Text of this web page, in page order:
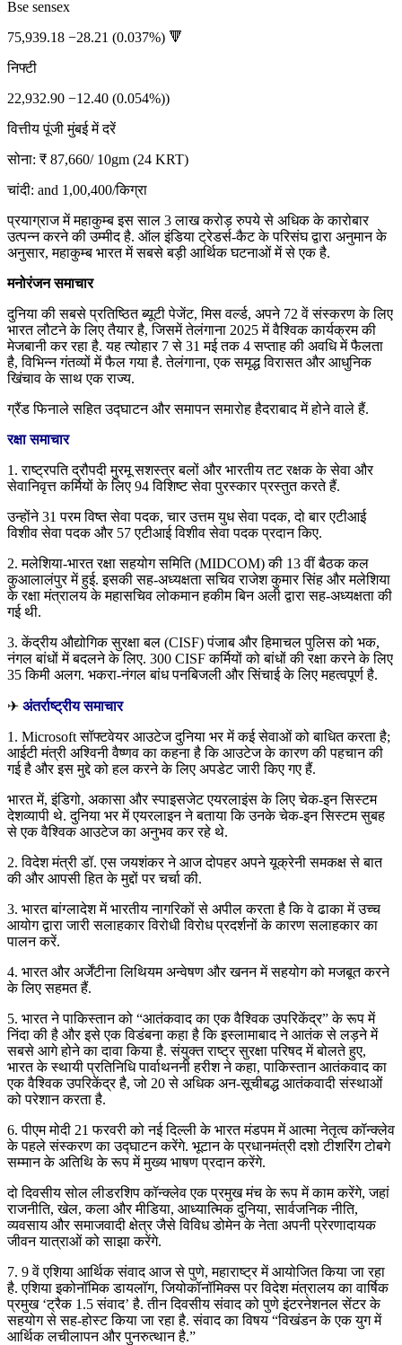
Bse sensex
75,939.18 −28.21 (0.037%) 🔻
निफ्टी
22,932.90 −12.40 (0.054%))
वित्तीय पूंजी मुंबई में दरें
सोना: ₹ 87,660/ 10gm (24 KRT)
चांदी: and 1,00,400/किग्रा
प्रयाग्राज में महाकुम्ब इस साल 3 लाख करोड़ रुपये से अधिक के कारोबार
उत्पन्न करने की उम्मीद है. ऑल इंडिया ट्रेडर्स-कैट के परिसंघ द्वारा अनुमान के
अनुसार, महाकुम्ब भारत में सबसे बड़ी आर्थिक घटनाओं में से एक है.
मनोरंजन समाचार
दुनिया की सबसे प्रतिष्ठित ब्यूटी पेजेंट, मिस वर्ल्ड, अपने 72 वें संस्करण के लिए
भारत लौटने के लिए तैयार है, जिसमें तेलंगाना 2025 में वैश्विक कार्यक्रम की
मेजबानी कर रहा है. यह त्योहार 7 से 31 मई तक 4 सप्ताह की अवधि में फैलता
है, विभिन्न गंतव्यों में फैल गया है. तेलंगाना, एक समृद्ध विरासत और आधुनिक
खिंचाव के साथ एक राज्य.
ग्रैंड फिनाले सहित उद्घाटन और समापन समारोह हैदराबाद में होने वाले हैं.
रक्षा समाचार
1. राष्ट्रपति द्रौपदी मुरमू सशस्त्र बलों और भारतीय तट रक्षक के सेवा और
सेवानिवृत्त कर्मियों के लिए 94 विशिष्ट सेवा पुरस्कार प्रस्तुत करते हैं.
उन्होंने 31 परम विष्त सेवा पदक, चार उत्तम युध सेवा पदक, दो बार एटीआई
विशीव सेवा पदक और 57 एटीआई विशीव सेवा पदक प्रदान किए.
2. मलेशिया-भारत रक्षा सहयोग समिति (MIDCOM) की 13 वीं बैठक कल
कुआलालंपुर में हुई. इसकी सह-अध्यक्षता सचिव राजेश कुमार सिंह और मलेशिया
के रक्षा मंत्रालय के महासचिव लोकमान हकीम बिन अली द्वारा सह-अध्यक्षता की
गई थी.
3. केंद्रीय औद्योगिक सुरक्षा बल (CISF) पंजाब और हिमाचल पुलिस को भक,
नंगल बांधों में बदलने के लिए. 300 CISF कर्मियों को बांधों की रक्षा करने के लिए
35 किमी अलग. भकरा-नंगल बांध पनबिजली और सिंचाई के लिए महत्वपूर्ण है.
✈ अंतर्राष्ट्रीय समाचार
1. Microsoft सॉफ्टवेयर आउटेज दुनिया भर में कई सेवाओं को बाधित करता है;
आईटी मंत्री अश्विनी वैष्णव का कहना है कि आउटेज के कारण की पहचान की
गई है और इस मुद्दे को हल करने के लिए अपडेट जारी किए गए हैं.
भारत में, इंडिगो, अकासा और स्पाइसजेट एयरलाइंस के लिए चेक-इन सिस्टम
देशव्यापी थे. दुनिया भर में एयरलाइन ने बताया कि उनके चेक-इन सिस्टम सुबह
से एक वैश्विक आउटेज का अनुभव कर रहे थे.
2. विदेश मंत्री डॉ. एस जयशंकर ने आज दोपहर अपने यूक्रेनी समकक्ष से बात
की और आपसी हित के मुद्दों पर चर्चा की.
3. भारत बांग्लादेश में भारतीय नागरिकों से अपील करता है कि वे ढाका में उच्च
आयोग द्वारा जारी सलाहकार विरोधी विरोध प्रदर्शनों के कारण सलाहकार का
पालन करें.
4. भारत और अर्जेंटीना लिथियम अन्वेषण और खनन में सहयोग को मजबूत करने
के लिए सहमत हैं.
5. भारत ने पाकिस्तान को “आतंकवाद का एक वैश्विक उपरिकेंद्र” के रूप में
निंदा की है और इसे एक विडंबना कहा है कि इस्लामाबाद ने आतंक से लड़ने में
सबसे आगे होने का दावा किया है. संयुक्त राष्ट्र सुरक्षा परिषद में बोलते हुए,
भारत के स्थायी प्रतिनिधि पार्वाथननी हरीश ने कहा, पाकिस्तान आतंकवाद का
एक वैश्विक उपरिकेंद्र है, जो 20 से अधिक अन-सूचीबद्ध आतंकवादी संस्थाओं
को परेशान करता है.
6. पीएम मोदी 21 फरवरी को नई दिल्ली के भारत मंडपम में आत्मा नेतृत्व कॉन्क्लेव
के पहले संस्करण का उद्घाटन करेंगे. भूटान के प्रधानमंत्री दशो टीशरिंग टोबगे
सम्मान के अतिथि के रूप में मुख्य भाषण प्रदान करेंगे.
दो दिवसीय सोल लीडरशिप कॉन्क्लेव एक प्रमुख मंच के रूप में काम करेंगे, जहां
राजनीति, खेल, कला और मीडिया, आध्यात्मिक दुनिया, सार्वजनिक नीति,
व्यवसाय और समाजवादी क्षेत्र जैसे विविध डोमेन के नेता अपनी प्रेरणादायक
जीवन यात्राओं को साझा करेंगे.
7. 9 वें एशिया आर्थिक संवाद आज से पुणे, महाराष्ट्र में आयोजित किया जा रहा
है. एशिया इकोनॉमिक डायलॉग, जियोकॉनॉमिक्स पर विदेश मंत्रालय का वार्षिक
प्रमुख ‘ट्रैक 1.5 संवाद’ है. तीन दिवसीय संवाद को पुणे इंटरनेशनल सेंटर के
सहयोग से सह-होस्ट किया जा रहा है. संवाद का विषय “विखंडन के एक युग में
आर्थिक लचीलापन और पुनरुत्थान है.”